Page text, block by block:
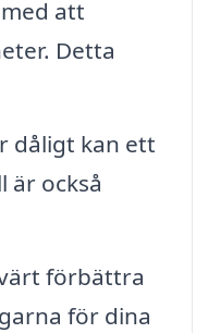
att
Detta
dåligt kan ett
är också
förbättra
för dina